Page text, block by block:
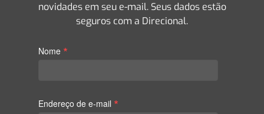
novidades em seu e-mail. Seus dados estão
seguros com a Direcional.
Nome *
Endereço de e-mail *